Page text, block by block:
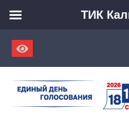
content
ТИК